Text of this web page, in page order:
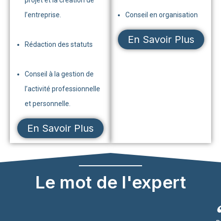
l’entreprise.
Rédaction des statuts
Conseil à la gestion de
l’activité professionnelle
et personnelle.
En Savoir Plus
Conseil en organisation
En Savoir Plus
Le mot de l'expert